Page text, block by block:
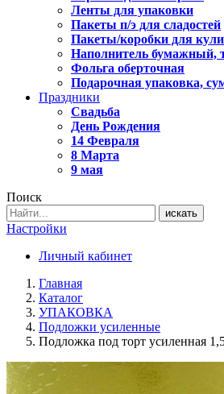
Ленты для упаковки
Пакеты п/э для сладостей
Пакеты/коробки для
Наполнитель бумажный,
Фольга оберточная
Подарочная упаковка,
Праздники
Свадьба
День Рождения
14 Февраля
8 Марта
9 мая
Поиск
искать
Настройки
Личный кабинет
Главная
Каталог
УПАКОВКА
Подложки усиленные
Подложка под торт усиленная